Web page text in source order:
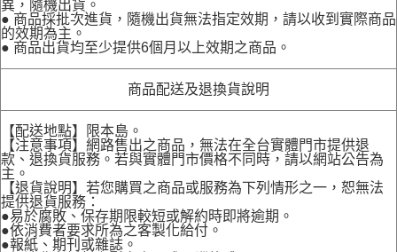
異，隨機出貨。
● 商品採批次進貨，隨機出貨無法指定效期，請以收到實際商品
的效期為主。
● 商品出貨均至少提供6個月以上效期之商品。
商品配送及退換貨說明
【配送地點】限本島。
【注意事項】網路售出之商品，無法在全台實體門市提供退
款、退換貨服務。若與實體門市價格不同時，請以網站公告為
主。
【退貨說明】若您購買之商品或服務為下列情形之一，恕無法
提供退貨服務：
●易於腐敗、保存期限較短或解約時即將逾期。
●依消費者要求所為之客製化給付。
●報紙、期刊或雜誌。